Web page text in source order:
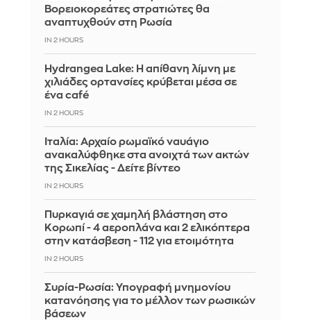
Βορειοκορεάτες στρατιώτες θα
αναπτυχθούν στη Ρωσία
IN 2 HOURS
Hydrangea Lake: Η απίθανη λίμνη με
χιλιάδες ορτανσίες κρύβεται μέσα σε
ένα café
IN 2 HOURS
Ιταλία: Αρχαίο ρωμαϊκό ναυάγιο
ανακαλύφθηκε στα ανοιχτά των ακτών
της Σικελίας - Δείτε βίντεο
IN 2 HOURS
Πυρκαγιά σε χαμηλή βλάστηση στο
Κορωπί - 4 αεροπλάνα και 2 ελικόπτερα
στην κατάσβεση - 112 για ετοιμότητα
IN 2 HOURS
Συρία-Ρωσία: Υπογραφή μνημονίου
κατανόησης για το μέλλον των ρωσικών
βάσεων